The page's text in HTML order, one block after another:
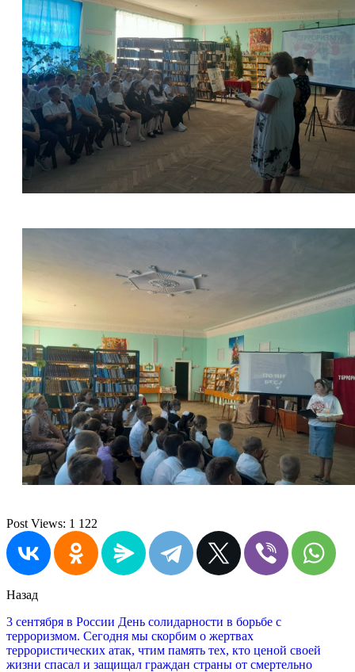
Post Views: 1 122
Назад
3 сентября в России День солидарности в борьбе с
терроризмом. Сегодня мы скорбим о жертвах
террористических атак, чтим память тех, кто ценой своей
жизни спасал и защищал граждан страны от смертельно